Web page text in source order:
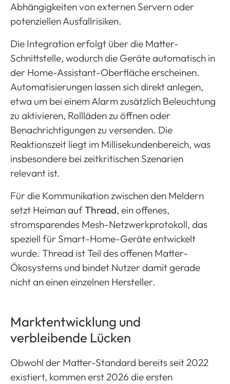
Abhängigkeiten von externen Servern oder
potenziellen Ausfallrisiken.
Die Integration erfolgt über die Matter-
Schnittstelle, wodurch die Geräte automatisch in
der Home-Assistant-Oberfläche erscheinen.
Automatisierungen lassen sich direkt anlegen,
etwa um bei einem Alarm zusätzlich Beleuchtung
zu aktivieren, Rollläden zu öffnen oder
Benachrichtigungen zu versenden. Die
Reaktionszeit liegt im Millisekundenbereich, was
insbesondere bei zeitkritischen Szenarien
relevant ist.
Für die Kommunikation zwischen den Meldern
setzt Heiman aufThread, ein offenes,
stromsparendes Mesh-Netzwerkprotokoll, das
speziell für Smart-Home-Geräte entwickelt
wurde. Thread ist Teil des offenen Matter-
Ökosystems und bindet Nutzer damit gerade
nicht an einen einzelnen Hersteller.
Marktentwicklung und
verbleibende Lücken
Obwohl der Matter-Standard bereits seit 2022
existiert, kommen erst 2026 die ersten